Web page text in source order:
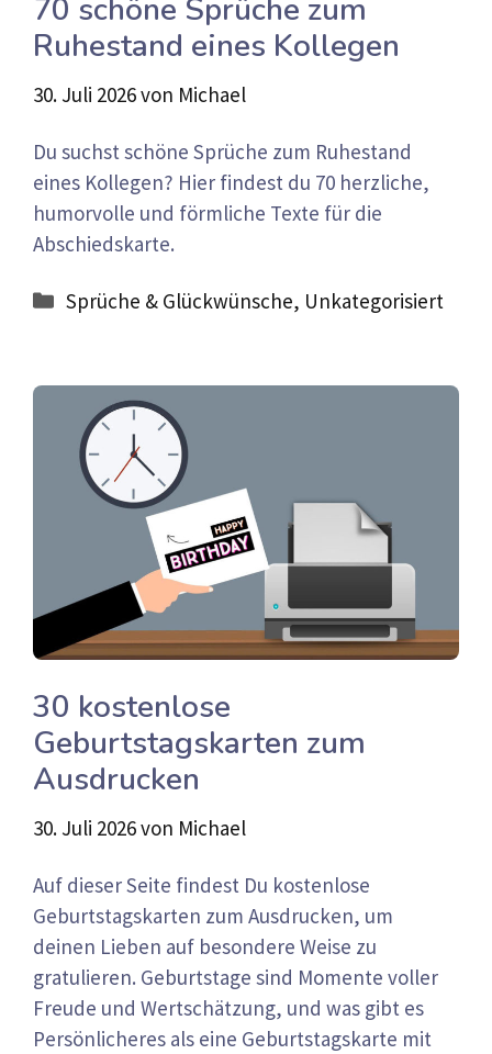
70 schöne Sprüche zum
Ruhestand eines Kollegen
30. Juli 2026von Michael
Du suchst schöne Sprüche zum Ruhestand
eines Kollegen? Hier findest du 70 herzliche,
humorvolle und förmliche Texte für die
Abschiedskarte.
Kategorien
Sprüche & Glückwünsche, Unkategorisiert
30 kostenlose
Geburtstagskarten zum
Ausdrucken
30. Juli 2026von Michael
Auf dieser Seite findest Du kostenlose
Geburtstagskarten zum Ausdrucken, um
deinen Lieben auf besondere Weise zu
gratulieren. Geburtstage sind Momente voller
Freude und Wertschätzung, und was gibt es
Persönlicheres als eine Geburtstagskarte mit